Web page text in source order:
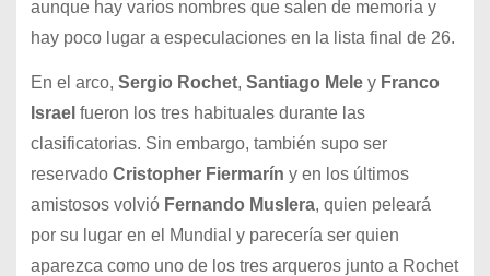
aunque hay varios nombres que salen de memoria y
hay poco lugar a especulaciones en la lista final de 26.
En el arco, Sergio Rochet, Santiago MeleyFranco
Israel fueron los tres habituales durante las
clasificatorias. Sin embargo, también supo ser
reservado Cristopher Fiermarín y en los últimos
amistosos volvió Fernando Muslera, quien peleará
por su lugar en el Mundial y parecería ser quien
aparezca como uno de los tres arqueros junto a Rochet